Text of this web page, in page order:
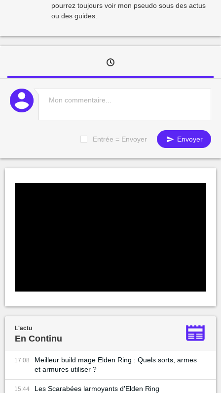
pourrez toujours voir mon pseudo sous des actus
ou des guides.
Entrée = Envoyer Envoyer
L'actu
En Continu
17:08
Meilleur build mage Elden Ring : Quels sorts, armes
et armures utiliser ?
15:44 Les Scarabées larmoyants d'Elden Ring